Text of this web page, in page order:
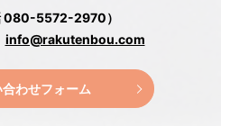
080-5572-2970）
info@rakutenbou.com
わせフォーム